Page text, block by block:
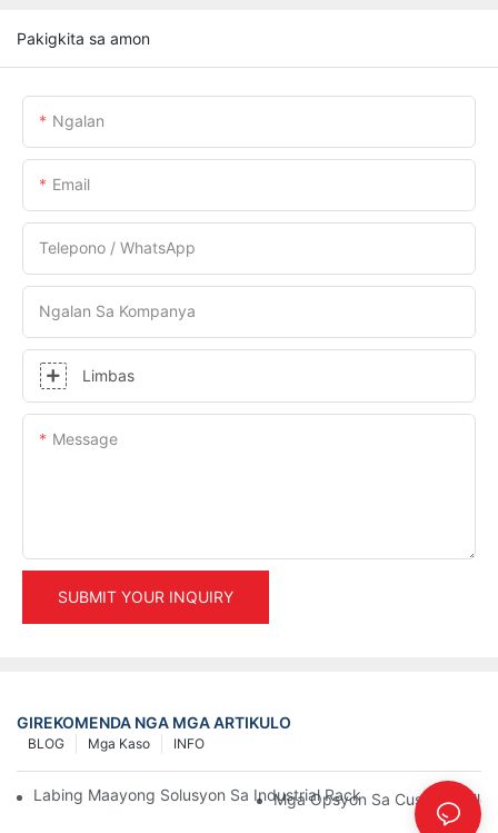
Pakigkita sa amon
Ngalan
Email
Telepono / WhatsApp
Ngalan Sa Kompanya
Limbas
Message
SUBMIT YOUR INQUIRY
GIREKOMENDA NGA MGA ARTIKULO
INFO
Mga Kaso
BLOG
Labing Maayong Solusyon Sa Industrial Racking Para Sa
Mga Opsyon Sa Custom